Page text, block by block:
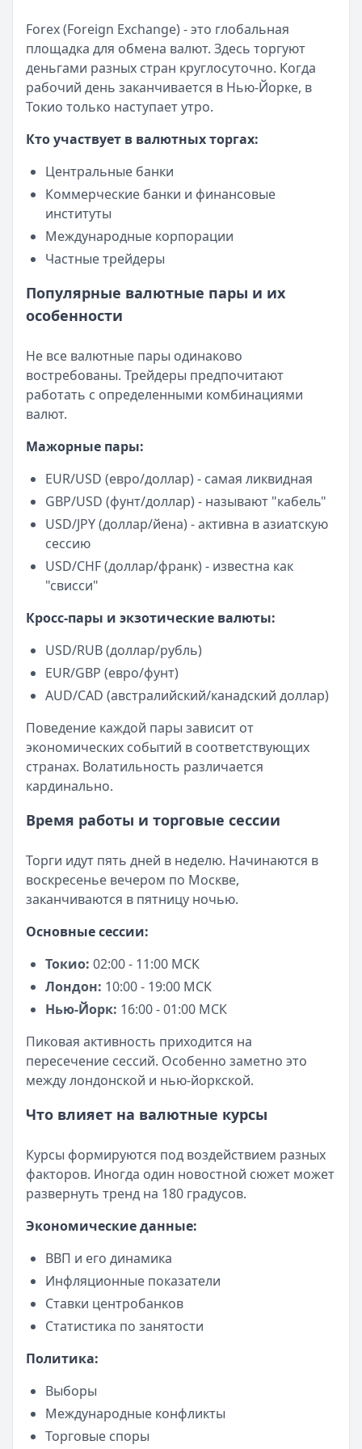
Банк ЗЕНИТ — Наличными
100 000 – 5 000 000₽
60мес.
ПСК: 42.2
Рейтинг:
— Под залог недвижимости
Сумма:200 000–30 000 000₽
ПСК:34.9%
Рейтинг:4.5(13 отзывов)
Все кредиты
Кредитные карты — лучшие предложения
Банк ЗЕНИТ— Карта привилегий
Льготный период:120 дней
Обслуживание:Бесплатно
Банк ПСБ— Кредитная карта 180 дней без %
Лимит: до1 000 000 ₽
Льготный период:180 дней
Обслуживание:
Т-Банк— Платинум
Льготный период:55 дней
Обслуживание:590 ₽ в год
Рейтинг:4.8(12 отзывов)
Газпромбанк— Простая кредитная карта
Лимит: до1 000 000 ₽
Льготный период:
Рейтинг:4.6(10 отзывов)
Сбербанк— СберКарта
1 000 000 ₽
Льготный период:120 дней
Обслуживание:Бесплатно
Рейтинг:
(10 отзывов)
Альфа-Банк
— Кредитная карта Альфа-Банка
1 000 000 ₽
Льготный период:
Обслуживание:
Рейтинг:4.8 (11 отзывов)
Лимит: до 5 000 000 ₽
Льготный период:120 дней
Обслуживание:Бесплатно
Кредит Европа Банк— Urban card
Льготный период:55 дней
Обслуживание:Бесплатно
Рейтинг:4.5
Займы — лучшие предложения
Быстроденьги— Без процентов для новых
Сумма: до 30 000₽
Срок до: 30дней
Cashiro
— Займ
Сумма: до
30 000 ₽
Срок до:
30
Рейтинг:
4.7
MoneyMan— Онлайн
Срок до:364дней
Рейтинг:4.8(18 отзывов)
Займер— До зарплаты
Сумма: до30 000₽
Рейтинг:4.6(17 отзывов)
Сумма: до30 000
Срок до:30дней
Рейтинг:4.8
Forex (Foreign Exchange) - это глобальная
площадка для обмена валют. Здесь торгуют
деньгами разных стран круглосуточно. Когда
рабочий день заканчивается в Нью-Йорке, в
Токио только наступает утро.
Кто участвует в валютных торгах:
Центральные банки
Коммерческие банки и финансовые
институты
Международные корпорации
Частные трейдеры
Популярные валютные пары и их
особенности
Не все валютные пары одинаково
востребованы. Трейдеры предпочитают
работать с определенными комбинациями
валют.
Мажорные пары:
EUR/USD (евро/доллар) - самая ликвидная
GBP/USD (фунт/доллар) - называют "кабель"
USD/JPY (доллар/йена) - активна в азиатскую
сессию
USD/CHF (доллар/франк) - известна как
"свисси"
Кросс-пары и экзотические валюты:
USD/RUB (доллар/рубль)
EUR/GBP (евро/фунт)
AUD/CAD (австралийский/канадский доллар)
Поведение каждой пары зависит от
экономических событий в соответствующих
странах. Волатильность различается
кардинально.
Время работы и торговые сессии
Торги идут пять дней в неделю. Начинаются в
воскресенье вечером по Москве,
заканчиваются в пятницу ночью.
Основные сессии:
Токио: 02:00 - 11:00 МСК
Лондон: 10:00 - 19:00 МСК
Нью-Йорк: 16:00 - 01:00 МСК
Пиковая активность приходится на
пересечение сессий. Особенно заметно это
между лондонской и нью-йоркской.
Что влияет на валютные курсы
Курсы формируются под воздействием разных
факторов. Иногда один новостной сюжет может
развернуть тренд на 180 градусов.
Экономические данные:
ВВП и его динамика
Инфляционные показатели
Ставки центробанков
Статистика по занятости
Политика:
Выборы
Международные конфликты
Торговые споры